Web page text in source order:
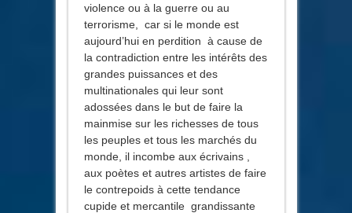
violence ou à la guerre ou au
terrorisme, car si le monde est
aujourd’hui en perdition à cause de
la contradiction entre les intérêts des
grandes puissances et des
multinationales qui leur sont
adossées dans le but de faire la
mainmise sur les richesses de tous
les peuples et tous les marchés du
monde, il incombe aux écrivains ,
aux poètes et autres artistes de faire
le contrepoids à cette tendance
cupide et mercantile grandissante